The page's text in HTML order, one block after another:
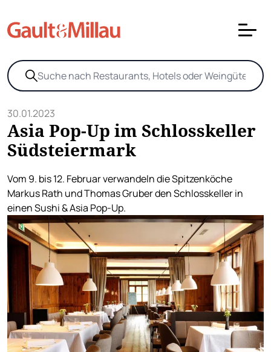
30.01.2023
Asia Pop-Up im Schlosskeller
Südsteiermark
Vom 9. bis 12. Februar verwandeln die Spitzenköche
Markus Rath und Thomas Gruber den Schlosskeller in
einen Sushi & Asia Pop-Up.